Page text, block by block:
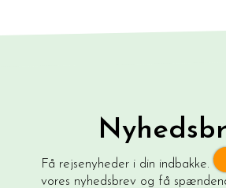
Få rejsenyheder i din indbakke.
vores nyhedsbrev og få